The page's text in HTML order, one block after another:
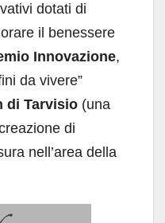
dotati di
il benessere
Innovazione,
da vivere”
di Tarvisio (una
di
nell’area della